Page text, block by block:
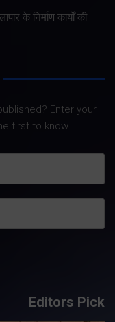
के निर्माण कार्यों की
Enter your
first to know.
Editors Pick